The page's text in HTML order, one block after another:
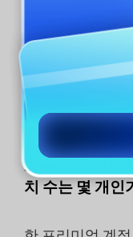
중요한참고사항
하여 Windows,
서 UPDF를 사용
3. 하나의 프리
치 수는 몇 개인